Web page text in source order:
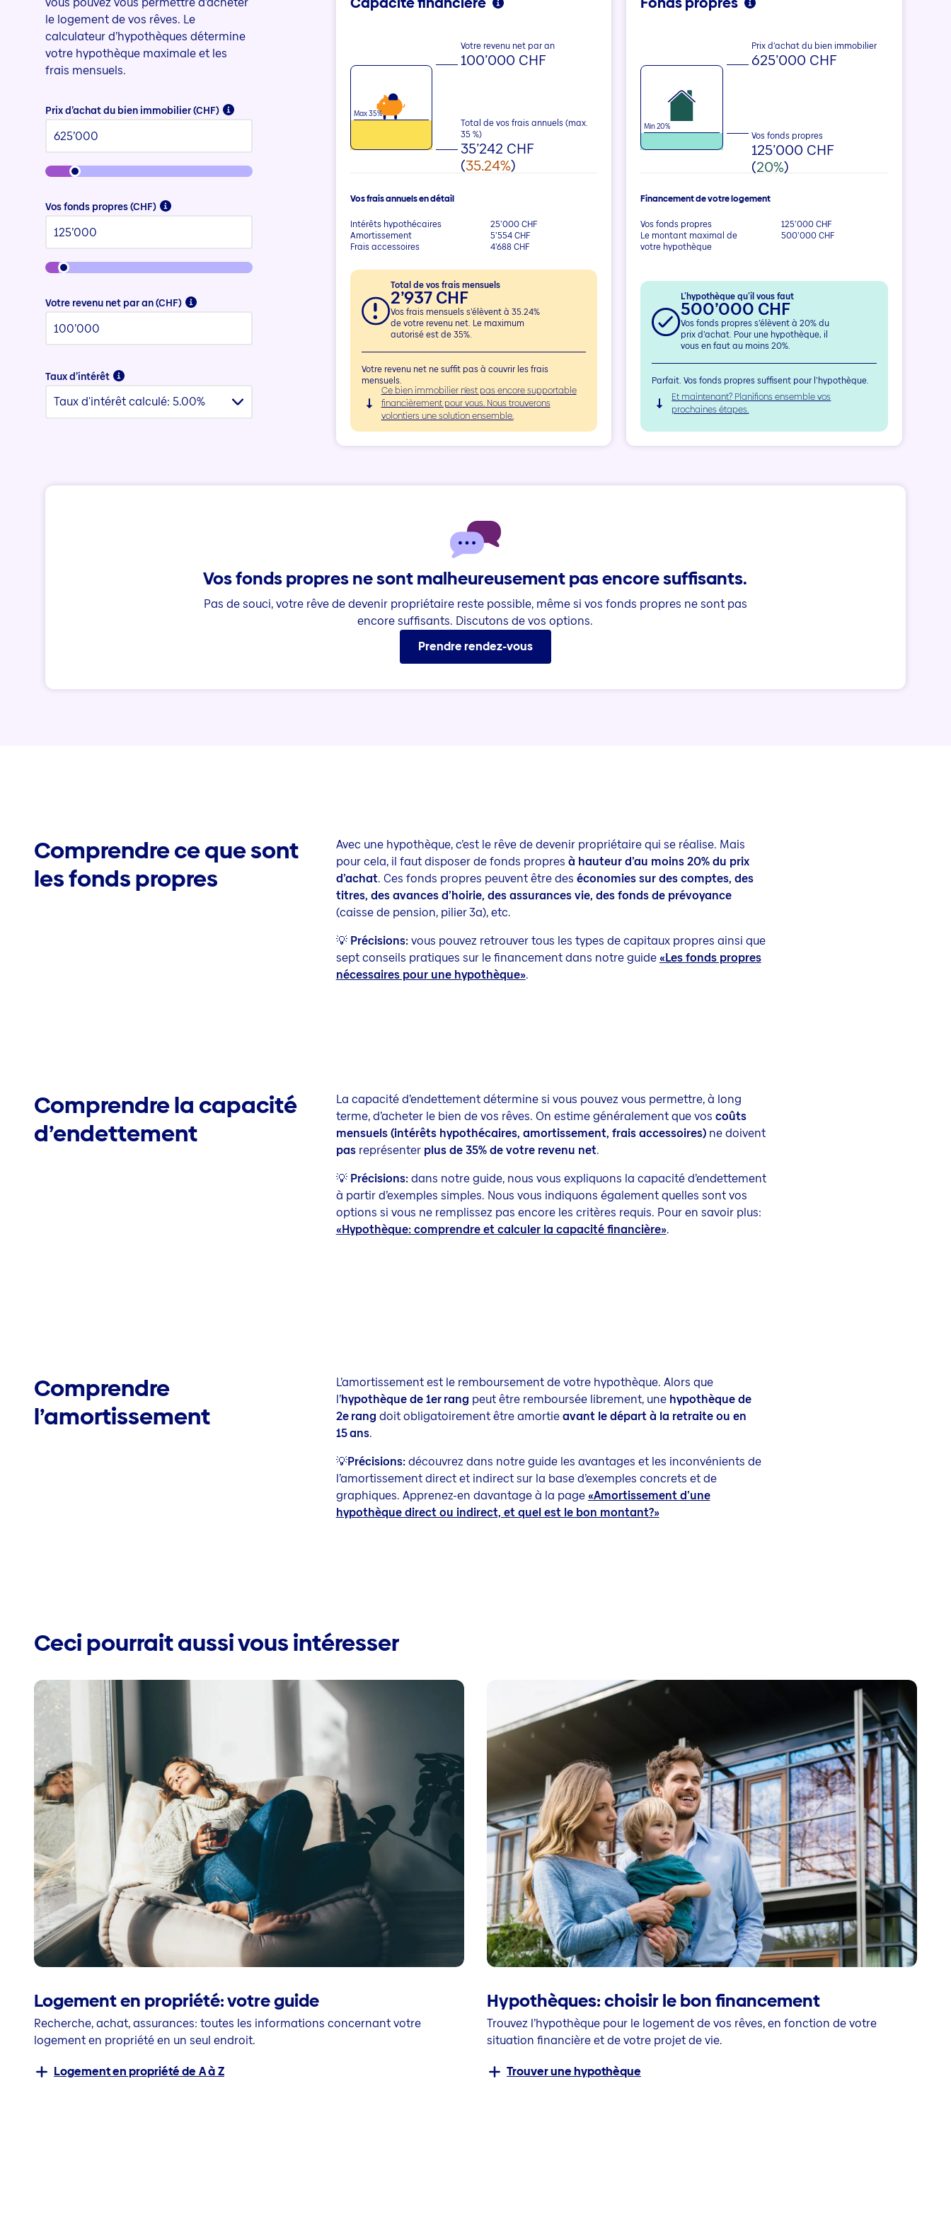
le logement de vos rêves. Le
calculateur d’hypothèques détermine
votre hypothèque maximale et les
frais mensuels.
Prix d’achat du bien immobilier (CHF)
Vos fonds propres (CHF)
Votre revenu net par an (CHF)
Taux d’intérêt
Taux d'intérêt calculé: 5.00%
Votre revenu net par an
100’000 CHF
Max 35%
Total de vos frais annuels (max.
35 %)
35’242 CHF
(35.24%)
Vos frais annuels en détail
Intérêts hypothécaires
25’000 CHF
Amortissement
5’554 CHF
Frais accessoires
4’688 CHF
Total de vos frais mensuels
2’937 CHF
Vos frais mensuels s’élèvent à 35.24%
de votre revenu net. Le maximum
autorisé est de 35%.
Votre revenu net ne suffit pas à couvrir les frais
mensuels.
Ce bien immobilier n’est pas encore supportable
financièrement pour vous. Nous trouverons
volontiers une solution ensemble.
Prix d’achat du bien immobilier
625’000 CHF
Min 20%
Vos fonds propres
125’000 CHF
(20%)
Financement de votre logement
Vos fonds propres
125’000 CHF
Le montant maximal de
votre hypothèque
500’000 CHF
L’hypothèque qu’il vous faut
500’000 CHF
Vos fonds propres s’élèvent à20% du
prix d’achat. Pour une hypothèque, il
vous en faut au moins 20%.
Parfait. Vos fonds propres suffisent pour l’hypothèque.
Et maintenant? Planifions ensemble vos
prochaines étapes.
Vos fonds propres ne sont malheureusement pas encore suffisants.
Pas de souci, votre rêve de devenir propriétaire reste possible, même si vos fonds propres ne sont pas
encore suffisants. Discutons de vos options.
Prendre rendez-vous
Comprendre ce que sont
les fonds propres
Avec une hypothèque, c’est le rêve de devenir propriétaire qui se réalise. Mais
pour cela, il faut disposer de fonds propres à hauteur d’au moins 20% du prix
d’achat. Ces fonds propres peuvent être des économies sur des comptes, des
titres, des avances d’hoirie, des assurances vie, des fonds de prévoyance
(caisse de pension, pilier 3a), etc.
💡 Précisions:vous pouvez retrouver tous les types de capitaux propres ainsi que
sept conseils pratiques sur le financement dans notre guide«Les fonds propres
nécessaires pour une hypothèque».
Comprendre la capacité
d’endettement
La capacité d’endettement détermine si vous pouvez vous permettre, à long
terme, d’acheter le bien de vos rêves. On estime généralement que vos coûts
mensuels (intérêts hypothécaires, amortissement, frais accessoires)ne doivent
pasreprésenter plus de 35% de votre revenu net.
💡 Précisions:dans notre guide, nous vous expliquons la capacité d’endettement
à partir d’exemples simples. Nous vous indiquons également quelles sont vos
options si vous ne remplissez pas encore les critères requis. Pour en savoir plus:
«Hypothèque: comprendre et calculer la capacité financière».
Comprendre
l’amortissement
L’amortissement est le remboursement de votre hypothèque. Alors que
l’hypothèque de 1er rang peut être remboursée librement, une hypothèque de
2e rang doit obligatoirement être amortieavant le départ à la retraite ou en
15 ans.
💡Précisions:découvrez dans notre guide les avantages et les inconvénients de
l’amortissement direct et indirect sur la base d’exemples concrets et de
graphiques. Apprenez-en davantage à la page«Amortissement d’une
hypothèque direct ou indirect, et quel est le bon montant?»
Ceci pourrait aussi vous intéresser
Logement en propriété: votre guide
Recherche, achat, assurances: toutes les informations concernant votre
logement en propriété en un seul endroit.
Logement en propriété de A à Z
Hypothèques: choisir le bon financement
Trouvez l’hypothèque pour le logement de vos rêves, en fonction de votre
situation financière et de votre projet de vie.
Trouver une hypothèque